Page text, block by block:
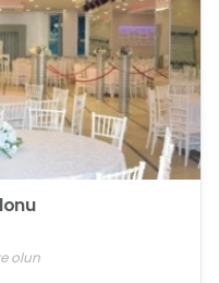
olun